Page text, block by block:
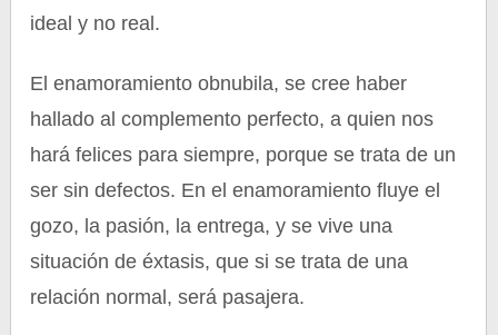
ideal y no real.
El enamoramiento obnubila, se cree haber
hallado al complemento perfecto, a quien nos
hará felices para siempre, porque se trata de un
ser sin defectos. En el enamoramiento fluye el
gozo, la pasión, la entrega, y se vive una
situación de éxtasis, que si se trata de una
relación normal, será pasajera.